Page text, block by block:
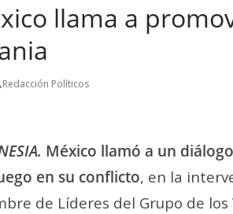
llama a
Redacción Políticos
México llamó a un
en su conflicto, en la
de Líderes del Grupo de los